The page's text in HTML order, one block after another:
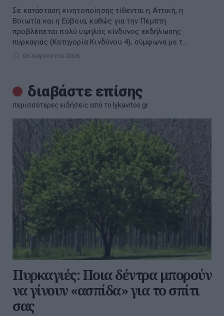
Σε κατάσταση κινητοποίησης τίθενται η Αττική, η
Βοιωτία και η Εύβοια, καθώς για την Πέμπτη
προβλέπεται πολύ υψηλός κίνδυνος εκδήλωσης
πυρκαγιάς (Κατηγορία Κινδύνου 4), σύμφωνα με τ...
06 Αυγούστου 2026
διαβάστε επίσης
περισσότερες ειδήσεις από το lykavitos.gr
Πυρκαγιές: Ποια δέντρα μπορούν
να γίνουν «ασπίδα» για το σπίτι
σας